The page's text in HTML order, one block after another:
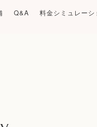
Q&A
料金シミュレーシ